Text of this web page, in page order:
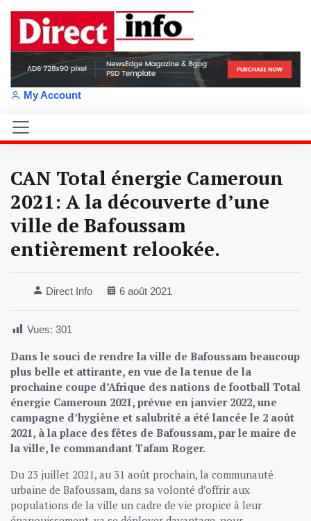
My Account
CAN Total énergie Cameroun
2021: A la découverte d’une
ville de Bafoussam
entièrement relookée.
Direct Info 6 août 2021
Vues: 301
Dans le souci de rendre la ville de Bafoussam beaucoup
plus belle et attirante, en vue de la tenue de la
prochaine coupe d’Afrique des nations de football Total
énergie Cameroun 2021, prévue en janvier 2022, une
campagne d’hygiène et salubrité a été lancée le 2 août
2021, à la place des fêtes de Bafoussam, par le maire de
la ville, le commandant Tafam Roger.
Du 23 juillet 2021, au 31 août prochain, la communauté
urbaine de Bafoussam, dans sa volonté d’offrir aux
populations de la ville un cadre de vie propice à leur